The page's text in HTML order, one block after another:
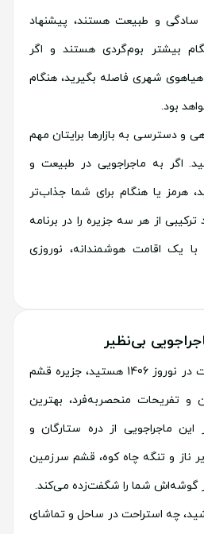
و طبیعت هستند، پیشنهاد
بیشتر بوم‌گردی هستند و اگر
شهری فاصله بگیرید، هنگام
بود.
و دسترسی به بازارها برایتان مهم
اگر به ماجراجویی در طبیعت و
هرمز یا هنگام برای شما جذاب‌تر
ترکیبی از هر سه جزیره را در برنامه
یک اقامت هوشمندانه، نوروزی
اگر به دنبال سفری متفاوت در نوروز 1406 هستید، جزیره قشم
و تفریحات منحصربه‌فرد، بهترین
ماجراجویی از دره ستارگان و
ناز و تنگه چاه کوه، قشم سرزمین
گوشه‌اش شما را شگفت‌زده می‌کند.
چه استراحت در ساحل و تماشای